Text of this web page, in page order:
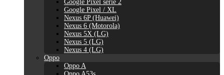
Google Pixel série 2
Google Pixel / XL
Nexus 6P (Huawei)
Nexus 6 (Motorola)
Nexus 5X (LG)
Nexus 5 (LG)
Nexus 4 (LG)
Oppo
Oppo A